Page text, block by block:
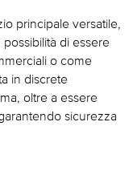
principale versatile,
di essere
o come
in discrete
oltre a essere
sicurezza